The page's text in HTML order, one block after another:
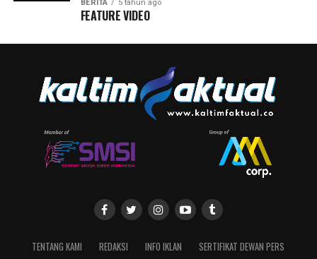
BERITA 5 tahun ago
FEATURE VIDEO
TENTANG KAMI REDAKSI INFO IKLAN
SERTIFIKAT DEWAN PERS